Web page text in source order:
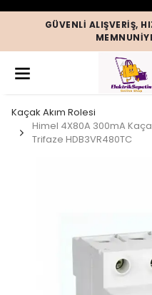
GÜVENLI ALIŞVERIŞ,
Kaçak Akım Rolesi
Himel 4X80A 300mA
Trifaze HDB3VR480TC